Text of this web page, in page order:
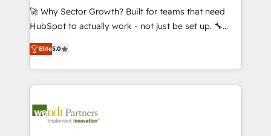
with good people' and have worked with incredible
brands. You can see some of them on our website,
🚀 Why Sector Growth? Built for teams that need
HubSpot to actually work - not just be set up. 🔧
HubSpot Experts: Onboarding, migrations,
automation, and training built for adoption. ⚡ Highly
Technical Execution: ERP, EMR and Custom
Integrations; complex builds delivered in weeks, not
workflows; automation agents; process optimization
Elite5.0